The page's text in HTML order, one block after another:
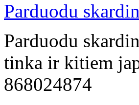
Parduodu
Parduodu
tinka ir kitiem
868024874